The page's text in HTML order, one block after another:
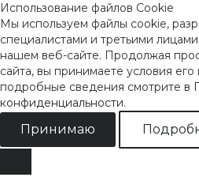
Использование файлов Cookie
Мы используем файлы cookie,
специалистами и третьими
нашем веб-сайте. Продолжая
сайта, вы принимаете условия
подробные сведения смотрите в
конфиденциальности.
Принимаю